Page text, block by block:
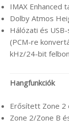
IMAX Enhanced
Dolby Atmos
Hálózati és
(PCM-re
kHz/24-bit
Hangfunkciók
Erősített Zone 2
Zone 2/Zone B